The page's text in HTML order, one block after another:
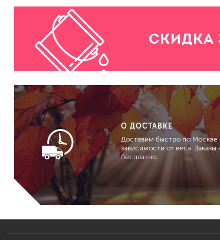
средства для
очиститель
удалитель
затирка для
Клей для
наливные
смеси для
добавки в
штукатурки
СКИДКА
О ДОСТАВКЕ
Доставим быстро по Москве
зависимости от веса. Заказы
бесплатно.